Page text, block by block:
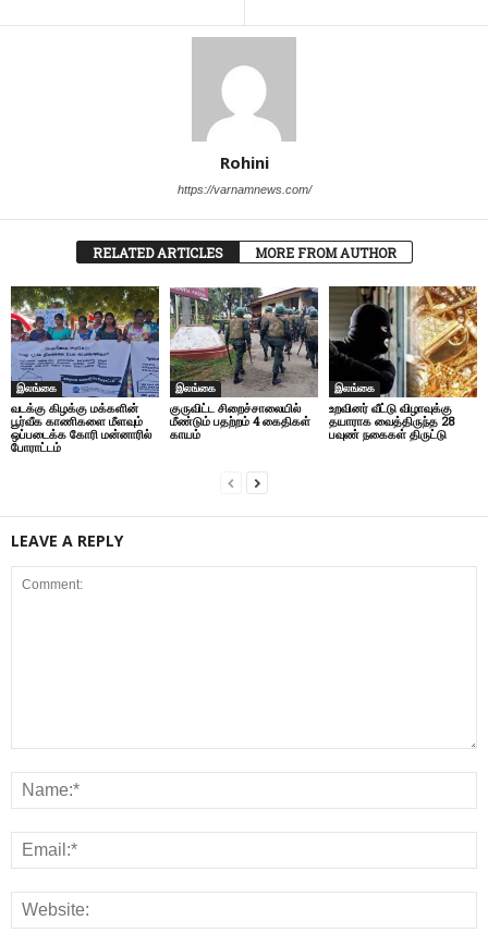
Rohini
https://varnamnews.com/
RELATED ARTICLES MORE FROM AUTHOR
இலங்கை
வடக்கு கிழக்கு மக்களின்
பூர்வீக காணிகளை மீளவும்
ஒப்படைக்க கோரி மன்னாரில்
போராட்டம்
இலங்கை
குருவிட்ட சிறைச்சாலையில்
மீண்டும் பதற்றம் 4 கைதிகள்
காயம்
இலங்கை
உறவினர் வீட்டு விழாவுக்கு
தயாராக வைத்திருந்த 28
பவுண் நகைகள் திருட்டு
LEAVE A REPLY